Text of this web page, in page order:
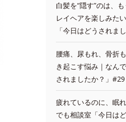
白髪を“隠す”のは、
レイヘアを楽しみた
「今日はどうされま
腰痛、尿もれ、骨折
き起こす悩み｜なん
されましたか？」#29
疲れているのに、眠
でも相談室「今日は